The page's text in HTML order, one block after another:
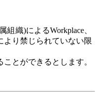
織)によるWorkplace、
より禁じられていない限
とができるとします。